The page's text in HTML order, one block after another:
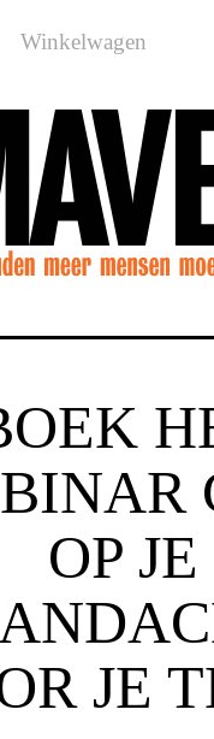
Winkelwagen
OP JE
JE